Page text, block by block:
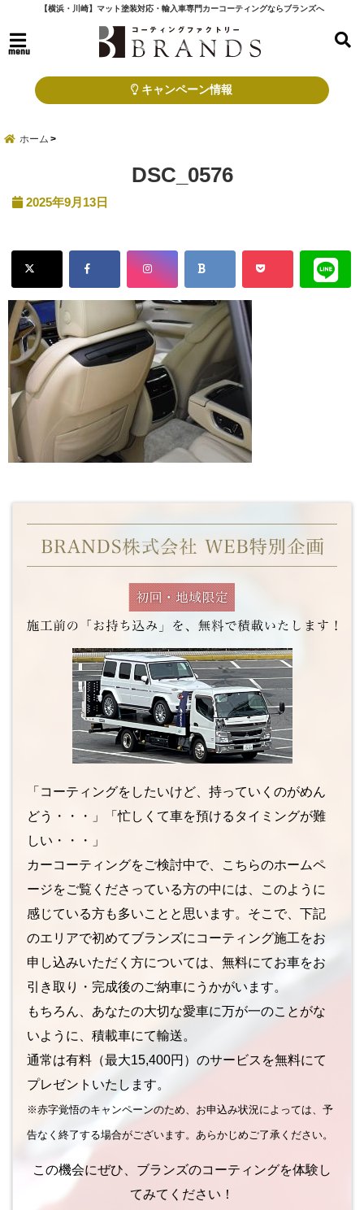
【横浜・川崎】マット塗装対応・輸入車専門カーコーティングならブランズへ
menu
キャンペーン情報
ホーム
DSC_0576
2025年9月13日
「コーティングをしたいけど、持っていくのがめん
どう・・・」「忙しくて車を預けるタイミングが難
しい・・・」
カーコーティングをご検討中で、こちらのホームペ
ージをご覧くださっている方の中には、このように
感じている方も多いことと思います。そこで、下記
のエリアで初めてブランズにコーティング施工をお
申し込みいただく方については、無料にてお車をお
引き取り・完成後のご納車にうかがいます。
もちろん、あなたの大切な愛車に万が一のことがな
いように、積載車にて輸送。
通常は有料（最大15,400円）のサービスを無料にて
プレゼントいたします。
※赤字覚悟のキャンペーンのため、お申込み状況によっては、予
告なく終了する場合がございます。あらかじめご了承ください。
この機会にぜひ、ブランズのコーティングを体験し
てみてください！